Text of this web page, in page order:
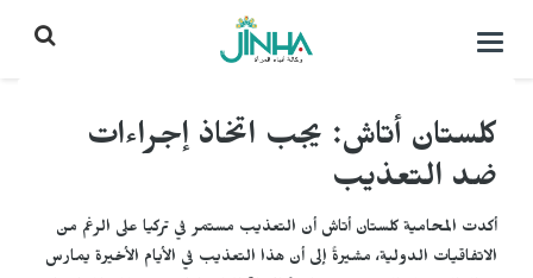
التحكم
كلستان أتاش: يجب اتخاذ إجراءات
ضد التعذيب
أكدت المحامية كلستان أتاش أن التعذيب مستمر في تركيا على الرغم من
الاتفاقيات الدولية، مشيرةً إلى أن هذا التعذيب في الأيام الأخيرة يمارس